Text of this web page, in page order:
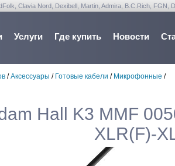
Clavia Nord, Dexibell, Martin, Admira, B.C.Rich, FGN,
Услуги Где купить Новости
/Аксессуары / Готовые кабели / Микрофонные /
Hall K3 MMF
XLR(F)-